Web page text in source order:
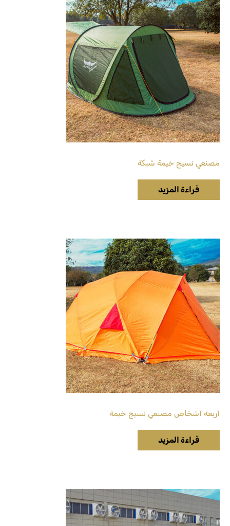
مصنعي نسيج خيمة شبكة
قراءة المزيد
أربعة أشخاص مصنعي نسيج خيمة
قراءة المزيد